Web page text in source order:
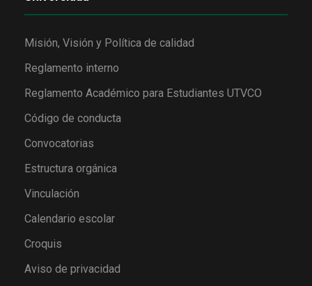
Misión, Visión y Política de calidad
Reglamento interno
Reglamento Académico para Estudiantes UTVCO
Código de conducta
Convocatorias
Estructura orgánica
Vinculación
Calendario escolar
Croquis
Aviso de privacidad